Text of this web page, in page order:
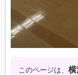
このページは、 横